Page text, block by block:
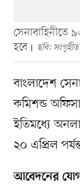
সেনাবাহিনীতে
হবে
ছবি: সংগৃহীত
বাংলাদেশ
কমিশন্ড
ইতিমধ্যে
২০ এপ্রিল
আবেদনের